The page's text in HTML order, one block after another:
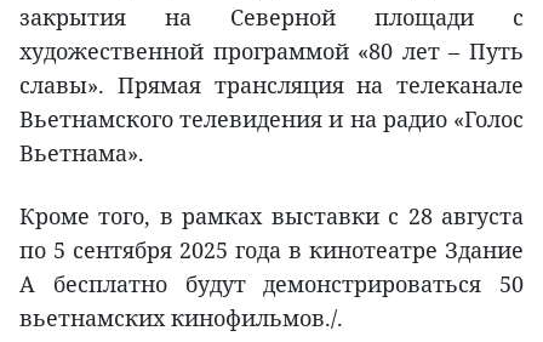
закрытия на Северной площади с
художественной программой «80 лет – Путь
славы». Прямая трансляция на телеканале
Вьетнамского телевидения и на радио «Голос
Вьетнама».
Кроме того, в рамках выставки с 28 августа
по 5 сентября 2025 года в кинотеатре Здание
А бесплатно будут демонстрироваться 50
вьетнамских кинофильмов./.